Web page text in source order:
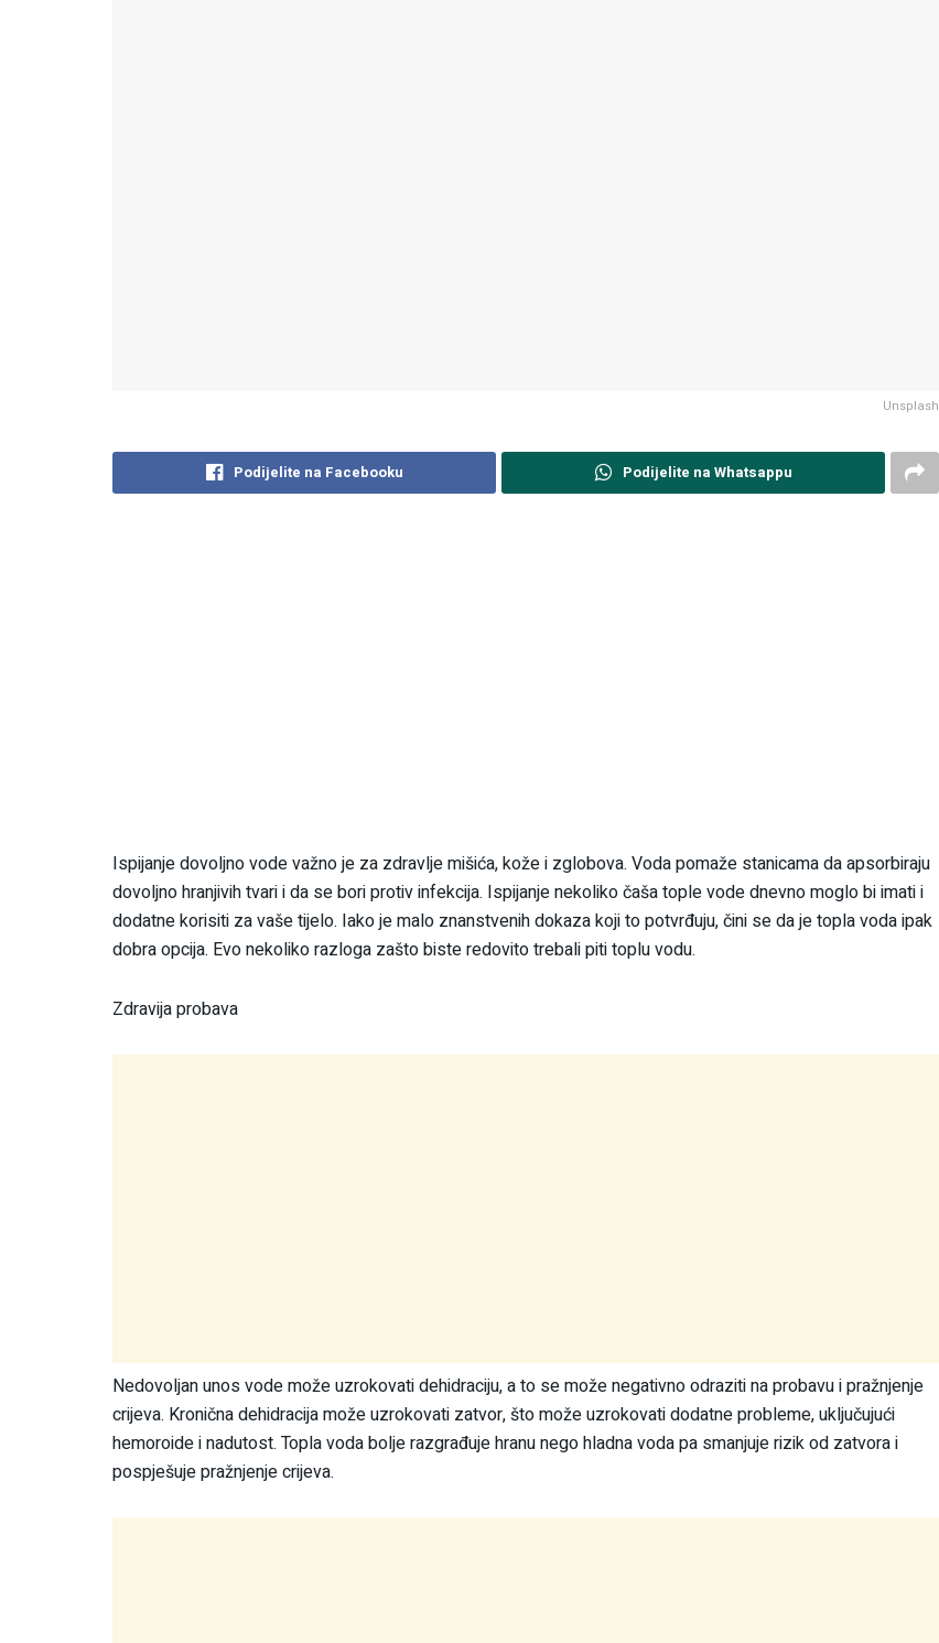
Unsplash
Podijelite na Facebooku Podijelite na Whatsappu
Ispijanje dovoljno vode važno je za zdravlje mišića, kože i zglobova. Voda pomaže stanicama da apsorbiraju
dovoljno hranjivih tvari i da se bori protiv infekcija. Ispijanje nekoliko čaša tople vode dnevno moglo bi imati i
dodatne korisiti za vaše tijelo. Iako je malo znanstvenih dokaza koji to potvrđuju, čini se da je topla voda ipak
dobra opcija. Evo nekoliko razloga zašto biste redovito trebali piti toplu vodu.
Zdravija probava
Nedovoljan unos vode može uzrokovati dehidraciju, a to se može negativno odraziti na probavu i pražnjenje
crijeva. Kronična dehidracija može uzrokovati zatvor, što može uzrokovati dodatne probleme, uključujući
hemoroide i nadutost. Topla voda bolje razgrađuje hranu nego hladna voda pa smanjuje rizik od zatvora i
pospješuje pražnjenje crijeva.